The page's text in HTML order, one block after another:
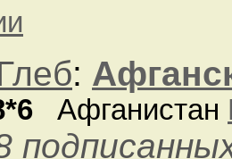
:
Афганистан